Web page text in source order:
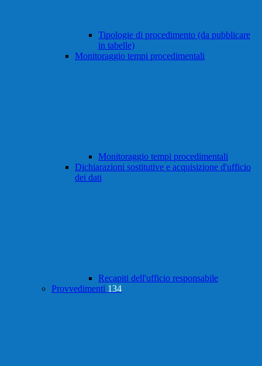
Tipologie di procedimento (da pubblicare
in tabelle)
Monitoraggio tempi procedimentali
Monitoraggio tempi procedimentali
Dichiarazioni sostitutive e acquisizione d'ufficio
dei dati
Recapiti dell'ufficio responsabile
Provvedimenti 134